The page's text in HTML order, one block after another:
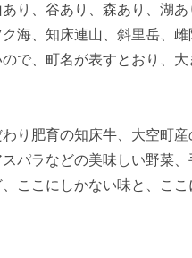
り、谷あり、森あり、湖あ
海、知床連山、斜里岳、
で、町名が表すとおり、
り肥育の知床牛、大空町産
パラなどの美味しい野菜
ここにしかない味と、こ